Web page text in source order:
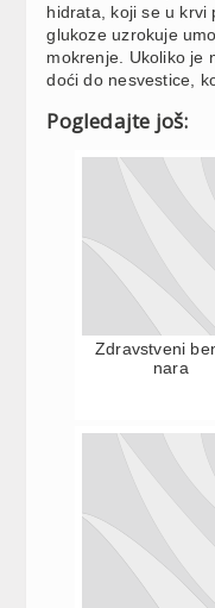
hidrata, koji se u
glukoze uzrokuje
mokrenje. Ukoliko je
doći do nesvestice,
Pogledajte još:
Zdravstveni
nara